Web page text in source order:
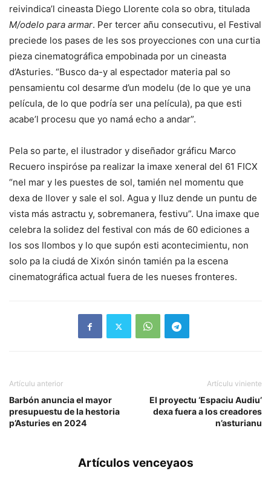
reivindica’l cineasta Diego Llorente cola so obra, titulada
M/odelo para armar. Per tercer añu consecutivu, el Festival
preciede los pases de les sos proyecciones con una curtia
pieza cinematográfica empobinada por un cineasta
d’Asturies. “Busco da-y al espectador materia pal so
pensamientu col desarme d’un modelu (de lo que ye una
película, de lo que podría ser una película), pa que esti
acabe’l procesu que yo namá echo a andar”.
Pela so parte, el ilustrador y diseñador gráficu Marco
Recuero inspiróse pa realizar la imaxe xeneral del 61 FICX
“nel mar y les puestes de sol, tamién nel momentu que
dexa de llover y sale el sol. Agua y lluz dende un puntu de
vista más astractu y, sobremanera, festivu”. Una imaxe que
celebra la solidez del festival con más de 60 ediciones a
los sos llombos y lo que supón esti acontecimientu, non
solo pa la ciudá de Xixón sinón tamién pa la escena
cinematográfica actual fuera de les nueses fronteres.
Artículu anterior
Barbón anuncia el mayor
presupuestu de la hestoria
p’Asturies en 2024
Artículu viniente
El proyectu ‘Espaciu Audiu’
dexa fuera a los creadores
n’asturianu
Artículos venceyaos